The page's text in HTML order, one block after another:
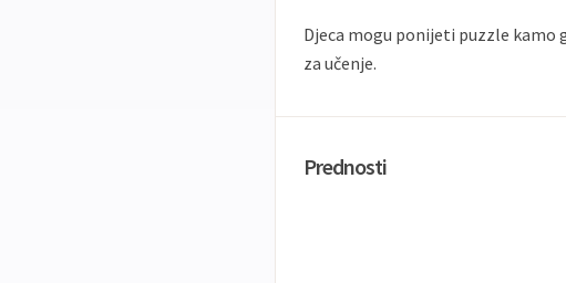
Djeca mogu ponijeti puzzle kamo
za učenje.
Prednosti